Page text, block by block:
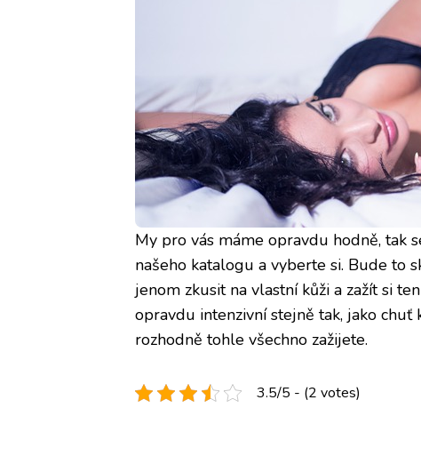
My pro vás máme opravdu hodně, tak
našeho katalogu a vyberte si. Bude to
jenom zkusit na vlastní kůži a zažít si
opravdu intenzivní stejně tak, jako
rozhodně tohle všechno zažijete.
3.5/5 - (2 votes)